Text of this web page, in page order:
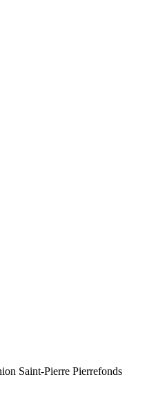
Saint-Pierre Pierrefonds